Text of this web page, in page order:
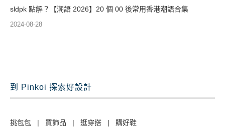
sldpk 點解？【潮語 2026】20 個 00 後常用香港潮語合集
2024-08-28
到 Pinkoi 探索好設計
挑包包 | 買飾品 | 逛穿搭 | 購好鞋